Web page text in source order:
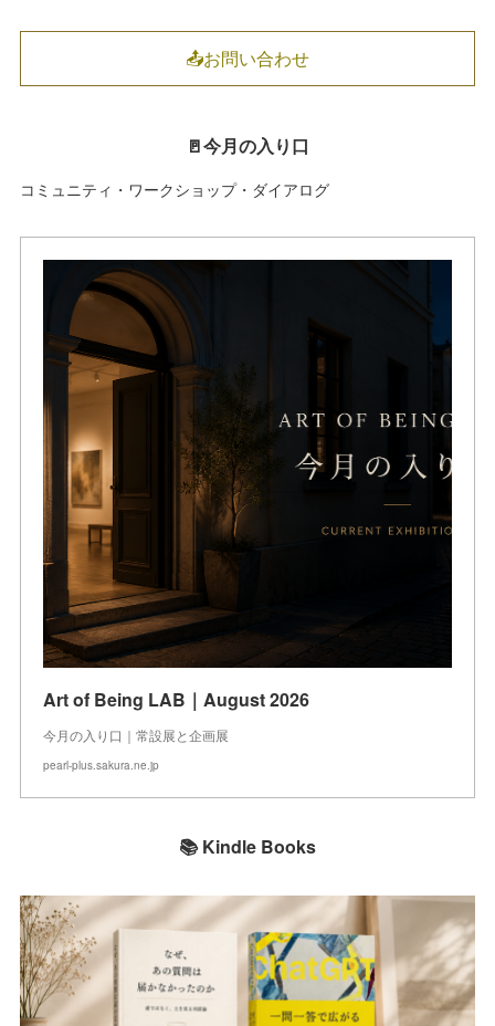
📤お問い合わせ
🚪今月の入り口
コミュニティ・ワークショップ・ダイアログ
Art of Being LAB｜August 2026
今月の入り口｜常設展と企画展
pearl-plus.sakura.ne.jp
📚 Kindle Books